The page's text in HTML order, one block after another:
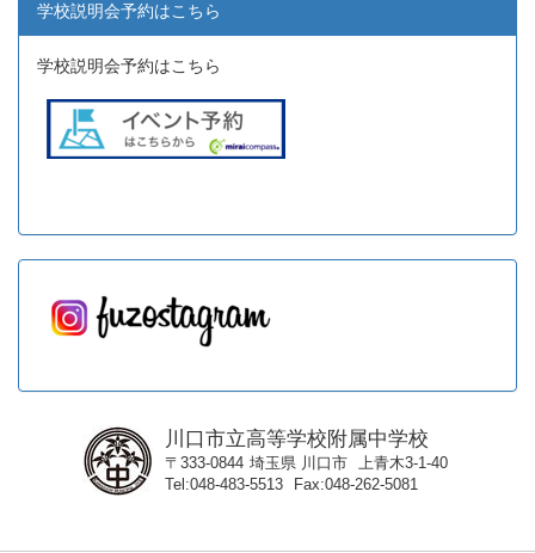
学校説明会予約はこちら
学校説明会予約はこちら
川口市立高等学校附属中学校
〒333-0844 埼玉県 川口市
上青木3-1-40
Tel 048-483-5513 Fax 048-262-5081